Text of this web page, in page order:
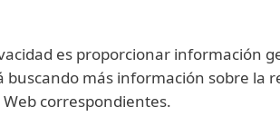
es proporcionar información
buscando más información sobre
Web correspondientes.